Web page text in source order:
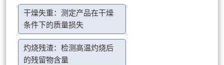
干燥失重：测定产品在干燥
条件下的质量损失
灼烧残渣：检测高温灼烧后
的残留物含量